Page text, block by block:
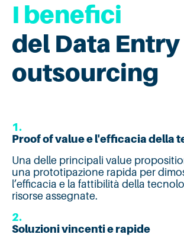
I benefici
del Data Entry
outsourcing
1.
Proof of value e l'efficacia della
Una delle principali value
una prototipazione rapida per
l’efficacia e la fattibilità della
risorse assegnate.
2.
Soluzioni vincenti e rapide